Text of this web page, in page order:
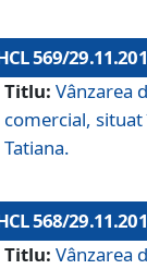
569/
Titlu: Vânzarea
comercial, situat
Tatiana.
568/
Titlu: Vânzarea